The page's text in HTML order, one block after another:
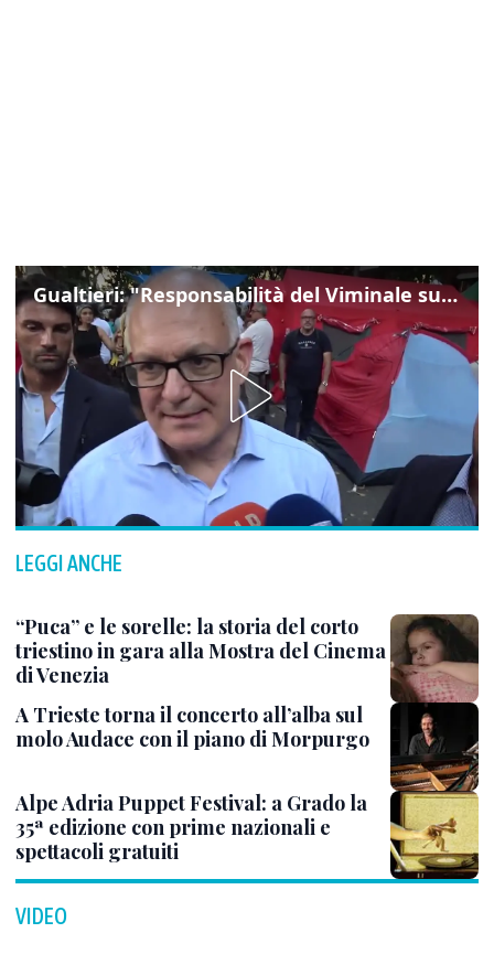
Gualtieri: "Responsabilità del Viminale su Spin Time? La posizione dei partiti è nota"
LEGGI ANCHE
“Puca” e le sorelle: la storia del corto
triestino in gara alla Mostra del Cinema
di Venezia
A Trieste torna il concerto all’alba sul
molo Audace con il piano di Morpurgo
Alpe Adria Puppet Festival: a Grado la
35ª edizione con prime nazionali e
spettacoli gratuiti
VIDEO